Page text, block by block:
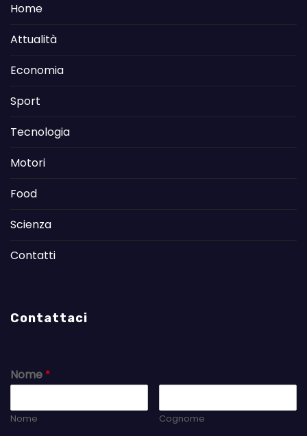
Home
Attualità
Economia
Sport
Tecnologia
Motori
Food
Scienza
Contatti
Contattaci
Nome *
Nome Cognome